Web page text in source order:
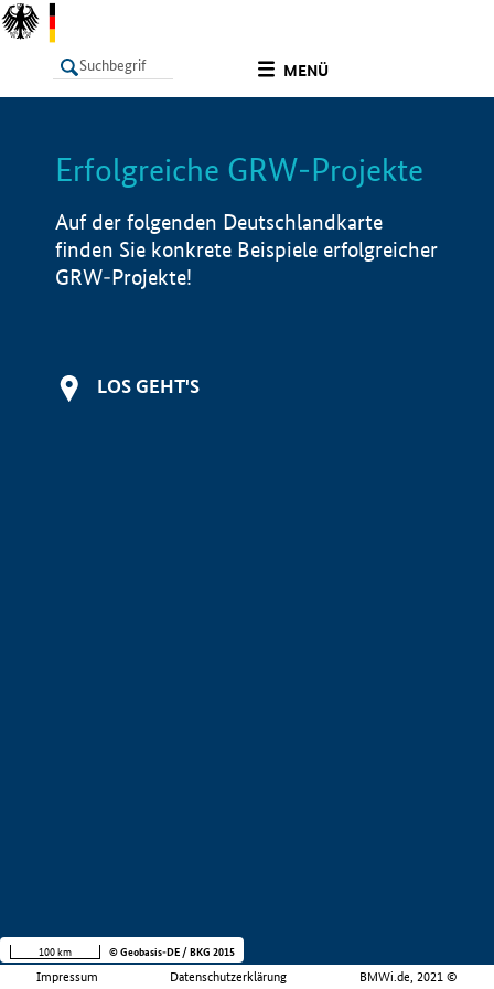
MENÜ
LISTE Info
Erfolgreiche GRW-Projekte
Auf der folgenden Deutschlandkarte
finden Sie konkrete Beispiele erfolgreicher
GRW-Projekte!
LOS GEHT'S
Impressum Datenschutzerklärung BMWi.de, 2021 ©
100 km © Geobasis-DE / BKG 2015